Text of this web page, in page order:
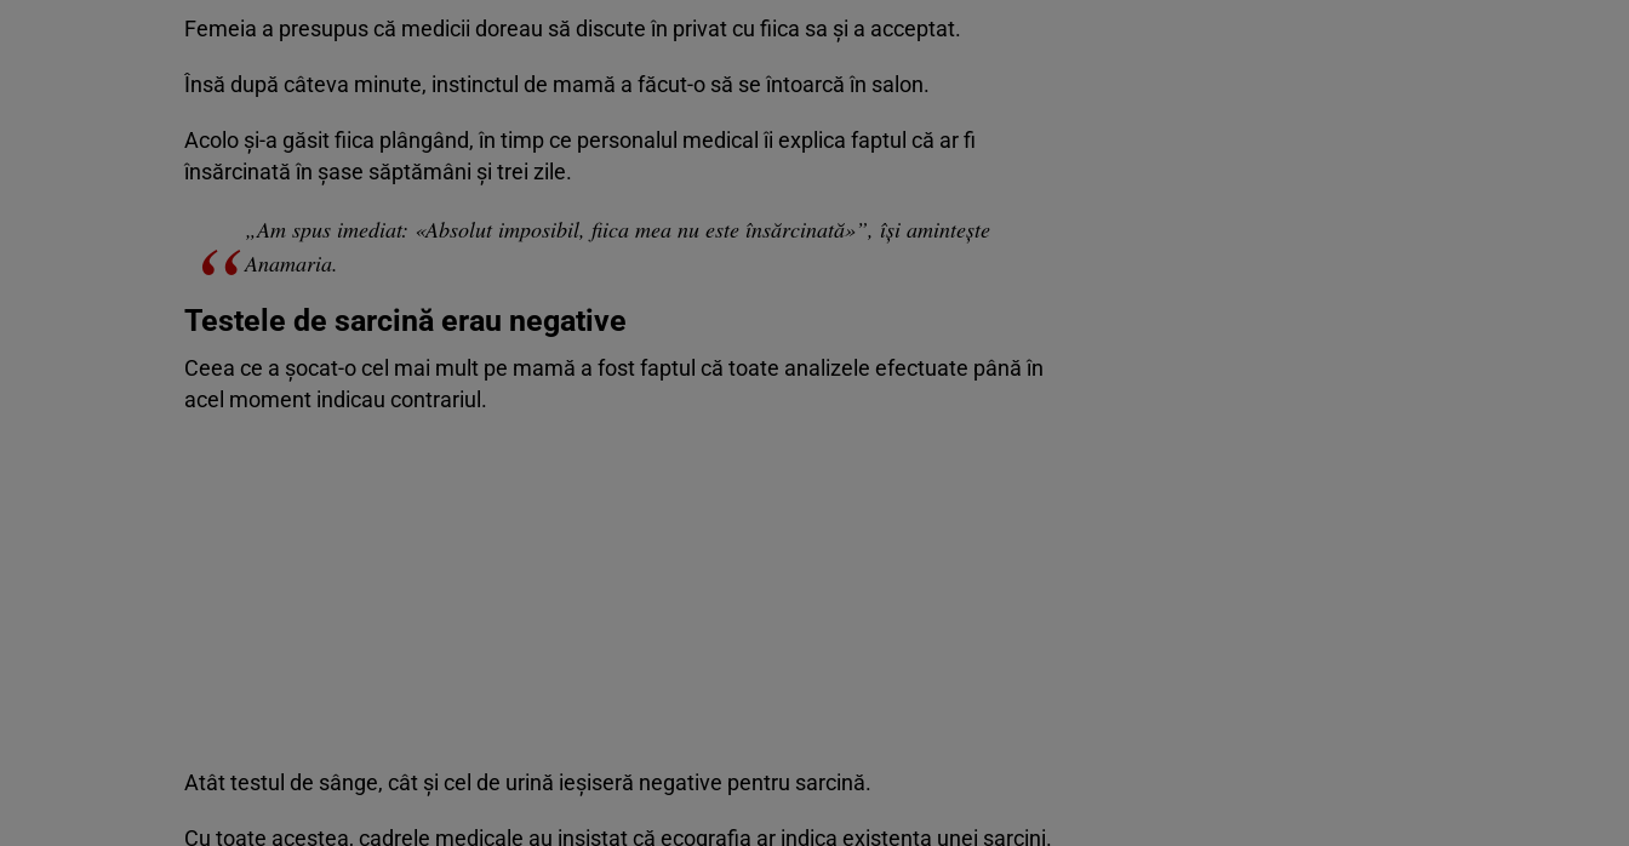
Femeia a presupus că medicii doreau să discute în privat cu fiica sa și a acceptat.
Însă după câteva minute, instinctul de mamă a făcut-o să se întoarcă în salon.
Acolo și-a găsit fiica plângând, în timp ce personalul medical îi explica faptul că ar fi
însărcinată în șase săptămâni și trei zile.
„Am spus imediat: «Absolut imposibil, fiica mea nu este însărcinată»”, își amintește
Anamaria.
Testele de sarcină erau negative
Ceea ce a șocat-o cel mai mult pe mamă a fost faptul că toate analizele efectuate până în
acel moment indicau contrariul.
Atât testul de sânge, cât și cel de urină ieșiseră negative pentru sarcină.
Cu toate acestea, cadrele medicale au insistat că ecografia ar indica existența unei sarcini.